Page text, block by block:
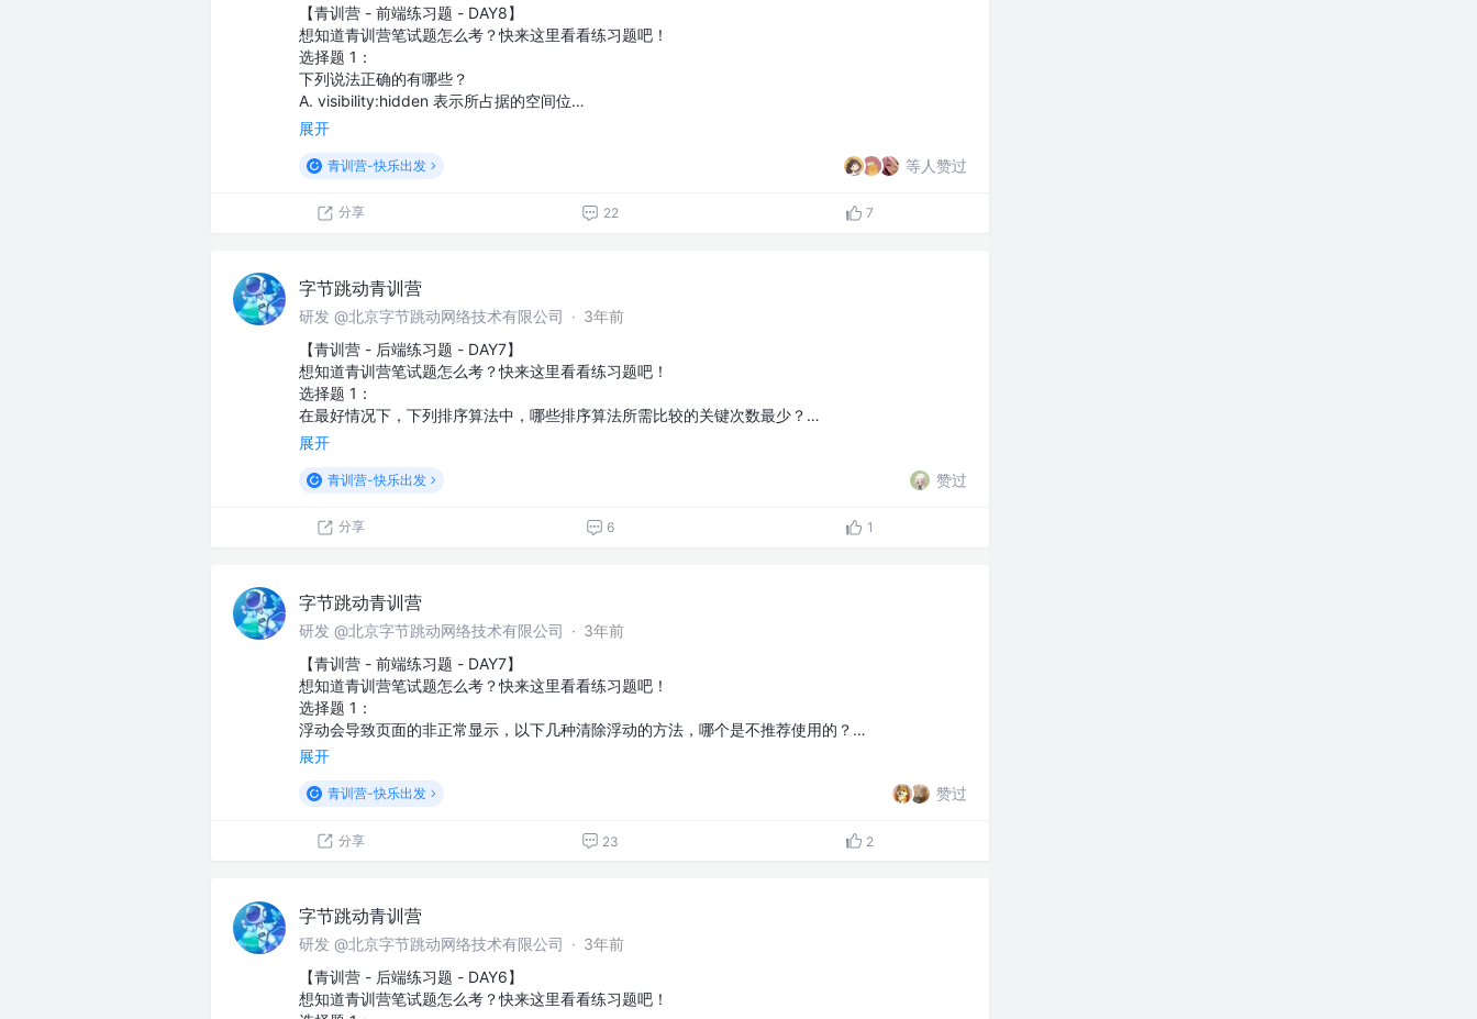
【青训营 - 前端练习题 - DAY8】
想知道青训营笔试题怎么考？快来这里看看练习题吧！
选择题 1：
下列说法正确的有哪些？
A. visibility:hidden 表示所占据的空间位…
展开
青训营-快乐出发 等人赞过
分享 22 7
字节跳动青训营
研发 @北京字节跳动网络技术有限公司 · 3年前
【青训营 - 后端练习题 - DAY7】
想知道青训营笔试题怎么考？快来这里看看练习题吧！
选择题 1：
在最好情况下，下列排序算法中，哪些排序算法所需比较的关键次数最少？…
展开
青训营-快乐出发 赞过
分享 6 1
字节跳动青训营
研发 @北京字节跳动网络技术有限公司 · 3年前
【青训营 - 前端练习题 - DAY7】
想知道青训营笔试题怎么考？快来这里看看练习题吧！
选择题 1：
浮动会导致页面的非正常显示，以下几种清除浮动的方法，哪个是不推荐使用的？…
展开
青训营-快乐出发 赞过
分享 23 2
字节跳动青训营
研发 @北京字节跳动网络技术有限公司 · 3年前
【青训营 - 后端练习题 - DAY6】
想知道青训营笔试题怎么考？快来这里看看练习题吧！